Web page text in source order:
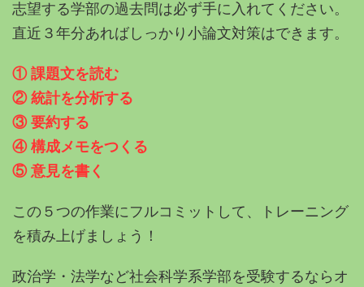
志望する学部の過去問は必ず手に入れてください。
直近３年分あればしっかり小論文対策はできます。
① 課題文を読む
② 統計を分析する
③ 要約する
④ 構成メモをつくる
⑤ 意見を書く
この５つの作業にフルコミットして、トレーニング
を積み上げましょう！
政治学・法学など社会科学系学部を受験するならオ